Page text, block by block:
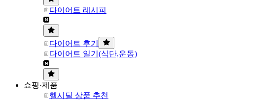
다이어트 레시피
다이어트 후기
다이어트 일기(식단,운동)
쇼핑·제품
헬시딜 상품 추천